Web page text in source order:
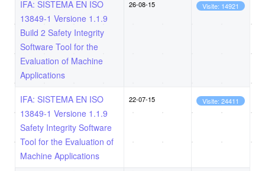
IFA: SISTEMA EN ISO
13849-1 Versione 1.1.9
Build 2 Safety Integrity
Software Tool for the
Evaluation of Machine
Applications
26-08-15 Visite: 14921
IFA: SISTEMA EN ISO
13849-1 Versione 1.1.9
Safety Integrity Software
Tool for the Evaluation of
Machine Applications
22-07-15 Visite: 24411